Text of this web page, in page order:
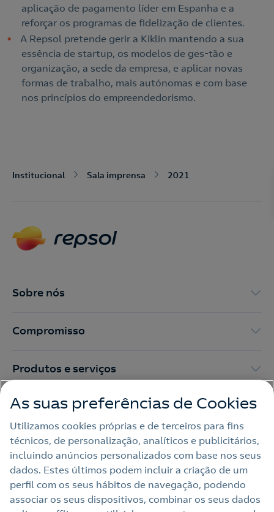
Contacte-nos para novas contratações
aplicação de pagamento líder em Espanha e a
reforçar os programas de fidelização de clientes.
A Repsol pretende gerir a Kiklin mantendo a sua
essência de startup, os modelos de ges-tão e
organização, a sede da empresa, e aplicar novas
formas de trabalho, mais autónomas e com base
nos princípios do empreendedorismo.
Institucional Sala imprensa 2021
Sobre nós
Compromisso
Produtos e serviços
Trabalhar na Repsol
Sala de imprensa
Nota legal
As suas preferências de Cookies
Utilizamos cookies próprias e de terceiros para fins
técnicos, de personalização, analíticos e publicitários,
incluindo anúncios personalizados com base nos seus
dados. Estes últimos podem incluir a criação de um
perfil com os seus hábitos de navegação, podendo
associar os seus dispositivos, combinar os seus dados